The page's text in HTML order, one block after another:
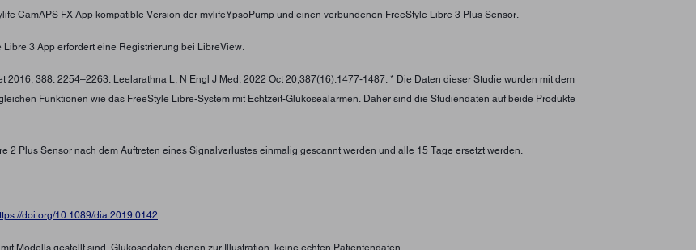
CamAPS FX App kompatible Version der mylifeYpsoPump und einen verbundenen FreeStyle Libre 3 Plus Sensor.
3 App erfordert eine Registrierung bei LibreView.
2016; 388: 2254–2263. Leelarathna L, N Engl J Med. 2022 Oct 20;387(16):1477-1487. * Die Daten dieser Studie wurden mit dem
Funktionen wie das FreeStyle Libre-System mit Echtzeit-Glukosealarmen. Daher sind die Studiendaten auf beide Produkte
2 Plus Sensor nach dem Auftreten eines Signalverlustes einmalig gescannt werden und alle 15 Tage ersetzt werden.
doi.org/10.1089/dia.2019.0142.
Modells gestellt sind. Glukosedaten dienen zur Illustration, keine echten Patientendaten.